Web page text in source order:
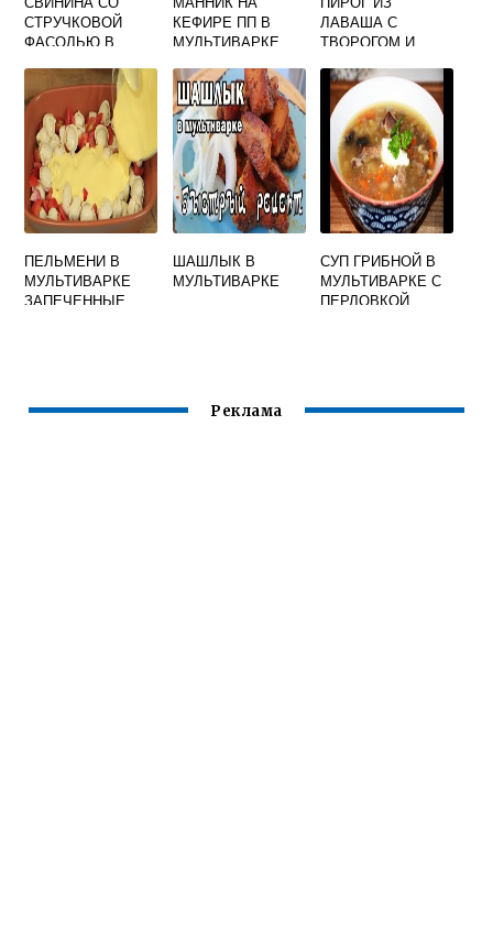
СТРУЧКОВОЙ
ФАСОЛЬЮ В
КЕФИРЕ ПП В
МУЛЬТИВАРКЕ
ЛАВАША С
ТВОРОГОМ И
МУЛЬТИВАРКЕ
ПЕЛЬМЕНИ В
МУЛЬТИВАРКЕ
ЗАПЕЧЕННЫЕ
ШАШЛЫК В
МУЛЬТИВАРКЕ
СУП ГРИБНОЙ В
МУЛЬТИВАРКЕ С
ПЕРЛОВКОЙ
Реклама